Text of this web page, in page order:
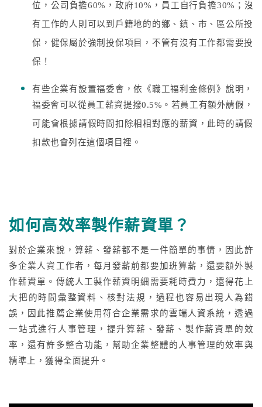
位，公司負擔60%，政府10%，員工自行負擔30%；沒
有工作的人則可以到戶籍地的的鄉、鎮、市、區公所投
保，健保屬於強制投保項目，不管有沒有工作都需要投
保！
有些企業有設置福委會，依《職工福利金條例》說明，
福委會可以從員工薪資提撥0.5%。若員工有額外請假，
可能會根據請假時間扣除相相對應的薪資，此時的請假
扣款也會列在這個項目裡。
如何高效率製作薪資單？
對於企業來說，算薪、發薪都不是一件簡單的事情，因此許
多企業人資工作者，每月發薪前都要加班算薪，還要額外製
作薪資單。傳統人工製作薪資明細需要耗時費力，還得花上
大把的時間彙整資料、核對法規，過程也容易出現人為錯
誤，因此推薦企業使用符合企業需求的雲端人資系統，透過
一站式進行人事管理，提升算薪、發薪、製作薪資單的效
率，還有許多整合功能，幫助企業整體的人事管理的效率與
精準上，獲得全面提升。